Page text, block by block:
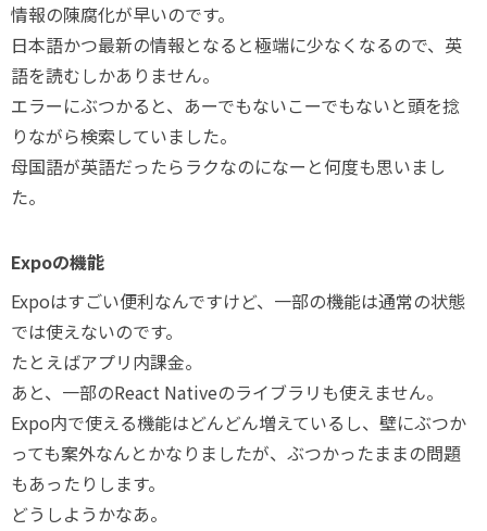
情報の陳腐化が早いのです。
日本語かつ最新の情報となると極端に少なくなるので、英
語を読むしかありません。
エラーにぶつかると、あーでもないこーでもないと頭を捻
りながら検索していました。
母国語が英語だったらラクなのになーと何度も思いまし
た。
Expoの機能
Expoはすごい便利なんですけど、一部の機能は通常の状態
では使えないのです。
たとえばアプリ内課金。
あと、一部のReact Nativeのライブラリも使えません。
Expo内で使える機能はどんどん増えているし、壁にぶつか
っても案外なんとかなりましたが、ぶつかったままの問題
もあったりします。
どうしようかなあ。